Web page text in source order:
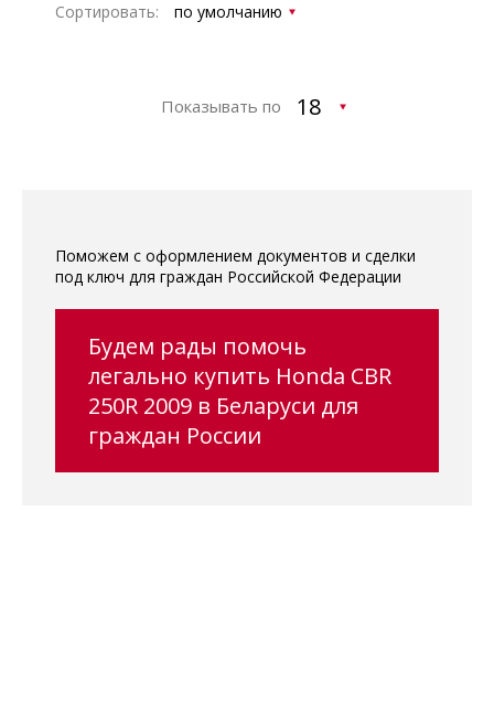
Сортировать:
Показывать по
Поможем с оформлением документов и сделки
под ключ для граждан Российской Федерации
Будем рады помочь
легально купить Honda CBR
250R 2009 в Беларуси для
граждан России